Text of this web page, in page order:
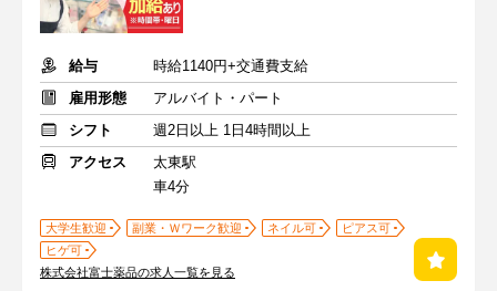
給与
時給1140円+交通費支給
雇用形態
アルバイト・パート
シフト
週2日以上 1日4時間以上
アクセス
太東駅
車4分
大学生歓迎 副業・Ｗワーク歓迎 ネイル可
ピアス可
ヒゲ可
株式会社富士薬品の求人一覧を見る